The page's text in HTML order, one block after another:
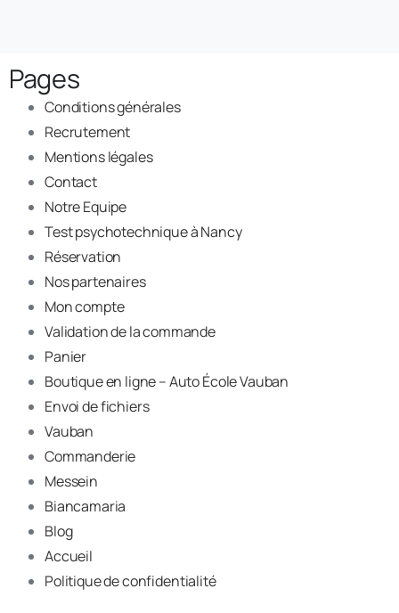
Pages
Conditions générales
Recrutement
Mentions légales
Contact
Notre Equipe
Test psychotechnique à Nancy
Réservation
Nos partenaires
Mon compte
Validation de la commande
Panier
Boutique en ligne – Auto École Vauban
Envoi de fichiers
Vauban
Commanderie
Messein
Biancamaria
Blog
Accueil
Politique de confidentialité